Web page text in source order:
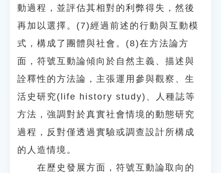
動過程，並評估其相對的利弊得失，然後
再加以選擇。(7)經過前述的行動與互動模
式，構成了團體與社會。(8)在方法論方
面，符號互動論傾向於自然主義、描述與
詮釋性的方法論，主張運用參與觀察、生
活史研究(life history study)、人種誌等
方法，強調對於真實社會情境的動態研究
過程，反對僅透過實驗或調查設計所構成
的人造情境。
在歷史發展方面，符號互動論取向的